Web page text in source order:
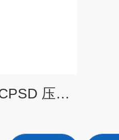
PARKER派克SCPSD 压力控制器**